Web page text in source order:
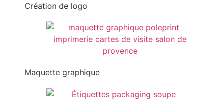
Création de logo
Maquette graphique